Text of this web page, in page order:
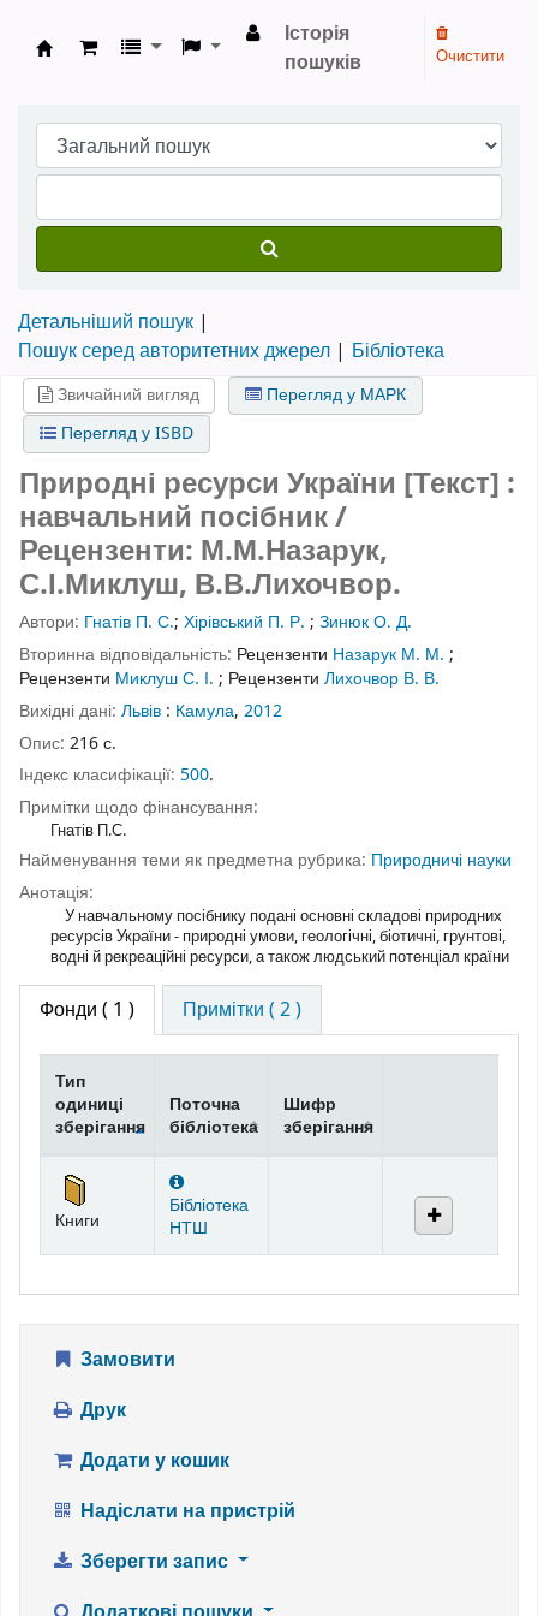
Бібліотека НТШ › Електронний каталог
Історія
пошуків
Очистити
Детальніший пошук
Пошук серед авторитетних джерел
Бібліотека
Звичайний вигляд
Перегляд у МАРК
Перегляд у ISBD
Природні ресурси України [Текст] :
навчальний посібник /
Рецензенти: М.М.Назарук,
С.І.Миклуш, В.В.Лихочвор.
Автори: Гнатів П. С.; Хірівський П. Р. ; Зинюк О. Д.
Вторинна відповідальність: Рецензенти Назарук М. М. ;
Рецензенти Миклуш С. І. ; Рецензенти Лихочвор В. В.
Вихідні дані: Львів : Камула, 2012
Опис: 216 с.
Індекс класифікації: 500.
Примітки щодо фінансування:
Гнатів П.С.
Найменування теми як предметна рубрика: Природничі науки
Анотація:
У навчальному посібнику подані основні складові природних
ресурсів України - природні умови, геологічні, біотичні, грунтові,
водні й рекреаційні ресурси, а також людський потенціал країни
Фонди ( 1 ) Примітки ( 2 )
Тип
одиниці
зберігання
Поточна
бібліотека
Шифр
зберігання
Книги
Бібліотека
НТШ
Замовити
Друк
Додати у кошик
Надіслати на пристрій
Зберегти запис